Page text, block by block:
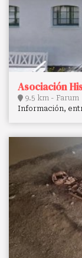
Asociación
9.5 km - Farum
Información,